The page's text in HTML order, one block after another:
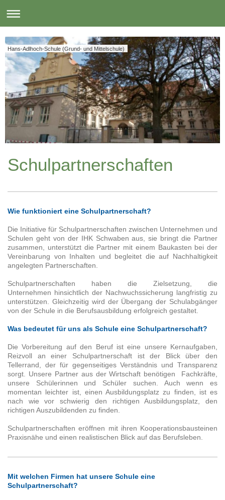
Hans-Adlhoch-Schule (Grund- und Mittelschule)
Schulpartnerschaften
Wie funktioniert eine Schulpartnerschaft?
Die Initiative für Schulpartnerschaften zwischen Unternehmen und
Schulen geht von der IHK Schwaben aus, sie bringt die Partner
zusammen, unterstützt die Partner mit einem Baukasten bei der
Vereinbarung von Inhalten und begleitet die auf Nachhaltigkeit
angelegten Partnerschaften.
Schulpartnerschaften haben die Zielsetzung, die
Unternehmen hinsichtlich der Nachwuchssicherung langfristig zu
unterstützen. Gleichzeitig wird der Übergang der Schulabgänger
von der Schule in die Berufsausbildung erfolgreich gestaltet.
Was bedeutet für uns als Schule eine Schulpartnerschaft?
Die Vorbereitung auf den Beruf ist eine unsere Kernaufgaben,
Reizvoll an einer Schulpartnerschaft ist der Blick über den
Tellerrand, der für gegenseitiges Verständnis und Transparenz
sorgt. Unsere Partner aus der Wirtschaft benötigen Fachkräfte,
unsere Schülerinnen und Schüler suchen. Auch wenn es
momentan leichter ist, einen Ausbildungsplatz zu finden, ist es
nach wie vor schwierig den richtigen Ausbildungsplatz, den
richtigen Auszubildenden zu finden.
Schulpartnerschaften eröffnen mit ihren Kooperationsbausteinen
Praxisnähe und einen realistischen Blick auf das Berufsleben.
Mit welchen Firmen hat unsere Schule eine
Schulpartnerschaft?